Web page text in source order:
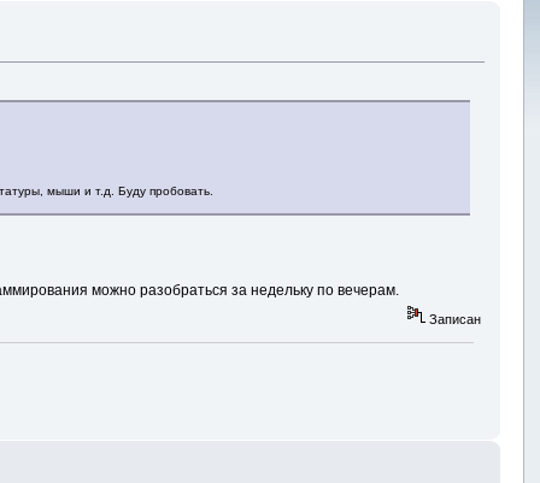
мыши и т.д. Буду пробовать.
можно разобраться за недельку по вечерам.
Записан